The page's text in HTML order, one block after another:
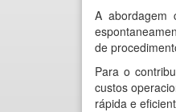
A abordagem
de
Para o
custos
rápida e